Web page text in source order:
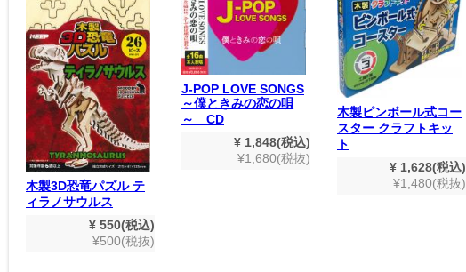
木製3D恐竜パズル テ
ィラノサウルス
¥ 550(税込)
¥500(税抜)
J-POP LOVE SONGS
～僕ときみの恋の唄
～ CD
¥ 1,848(税込)
¥1,680(税抜)
木製ピンボール式コー
スター クラフトキッ
ト
¥ 1,628(税込)
¥1,480(税抜)